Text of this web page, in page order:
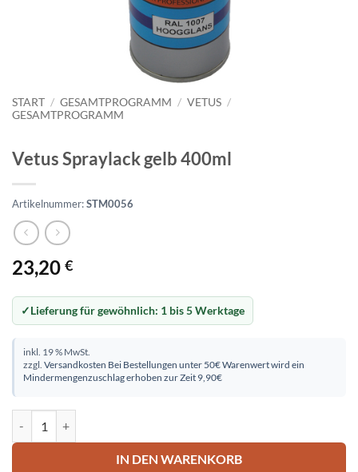
START / GESAMTPROGRAMM / VETUS /
GESAMTPROGRAMM
Vetus Spraylack gelb 400ml
Artikelnummer:STM0056
23,20 €
Lieferung für gewöhnlich: 1 bis 5 Werktage
inkl. 19 % MwSt.
zzgl. Versandkosten Bei Bestellungen unter 50€ Warenwert wird ein
Mindermengenzuschlag erhoben zur Zeit 9,90€
IN DEN WARENKORB